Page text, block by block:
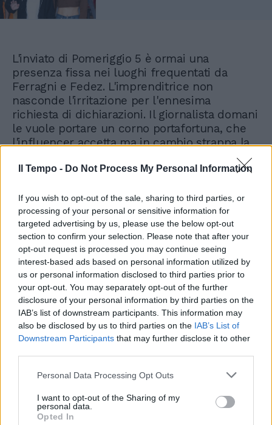
Il Tempo - Do Not Process My Personal Information
If you wish to opt-out of the sale, sharing to third parties, or
processing of your personal or sensitive information for
targeted advertising by us, please use the below opt-out
section to confirm your selection. Please note that after your
opt-out request is processed you may continue seeing
interest-based ads based on personal information utilized by
us or personal information disclosed to third parties prior to
your opt-out. You may separately opt-out of the further
disclosure of your personal information by third parties on the
IAB’s list of downstream participants. This information may
also be disclosed by us to third parties on the IAB’s List of
Downstream Participants that may further disclose it to other
Personal Data Processing Opt Outs
I want to opt-out of the Sharing of my
personal data.
Opted In
L'inviato di Pomeriggio 5 è ormai una
presenza fissa nei luoghi frequentati da
Ferragni e Fedez. L'imprenditrice non
nasconde l'irritazione per l'ennesima
richiesta di dichiarazioni. Il giornalista domani
le vuole portare un corno portafortuna, che
l'influencer accetta ma in cambio strappa la
promessa che non riceverà altre domande.